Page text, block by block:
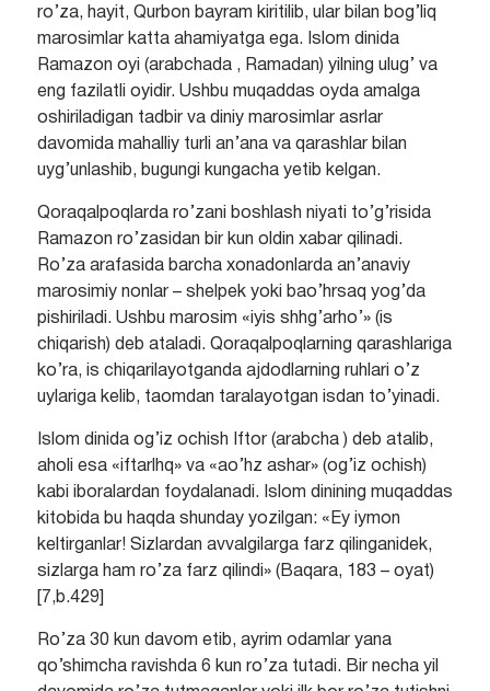
ro’za, hayit, Qurbon bayram kiritilib, ular bilan bog’liq
marosimlar katta ahamiyatga ega. Islom dinida
Ramazon oyi (arabchada , Ramadan) yilning ulug’ va
eng fazilatli oyidir. Ushbu muqaddas oyda amalga
oshiriladigan tadbir va diniy marosimlar asrlar
davomida mahalliy turli an’ana va qarashlar bilan
uyg’unlashib, bugungi kungacha yetib kelgan.
Qoraqalpoqlarda ro’zani boshlash niyati to’g’risida
Ramazon ro’zasidan bir kun oldin xabar qilinadi.
Ro’za arafasida barcha xonadonlarda an’anaviy
marosimiy nonlar – shelpek yoki bao’hrsaq yog’da
pishiriladi. Ushbu marosim «iyis shhg’arho’» (is
chiqarish) deb ataladi. Qoraqalpoqlarning qarashlariga
ko’ra, is chiqarilayotganda ajdodlarning ruhlari o’z
uylariga kelib, taomdan taralayotgan isdan to’yinadi.
Islom dinida og’iz ochish Iftor (arabcha ) deb atalib,
aholi esa «iftarlhq» va «ao’hz ashar» (og’iz ochish)
kabi iboralardan foydalanadi. Islom dinining muqaddas
kitobida bu haqda shunday yozilgan: «Ey iymon
keltirganlar! Sizlardan avvalgilarga farz qilinganidek,
sizlarga ham ro’za farz qilindi» (Baqara, 183 – oyat)
[7,b.429]
Ro’za 30 kun davom etib, ayrim odamlar yana
qo’shimcha ravishda 6 kun ro’za tutadi. Bir necha yil